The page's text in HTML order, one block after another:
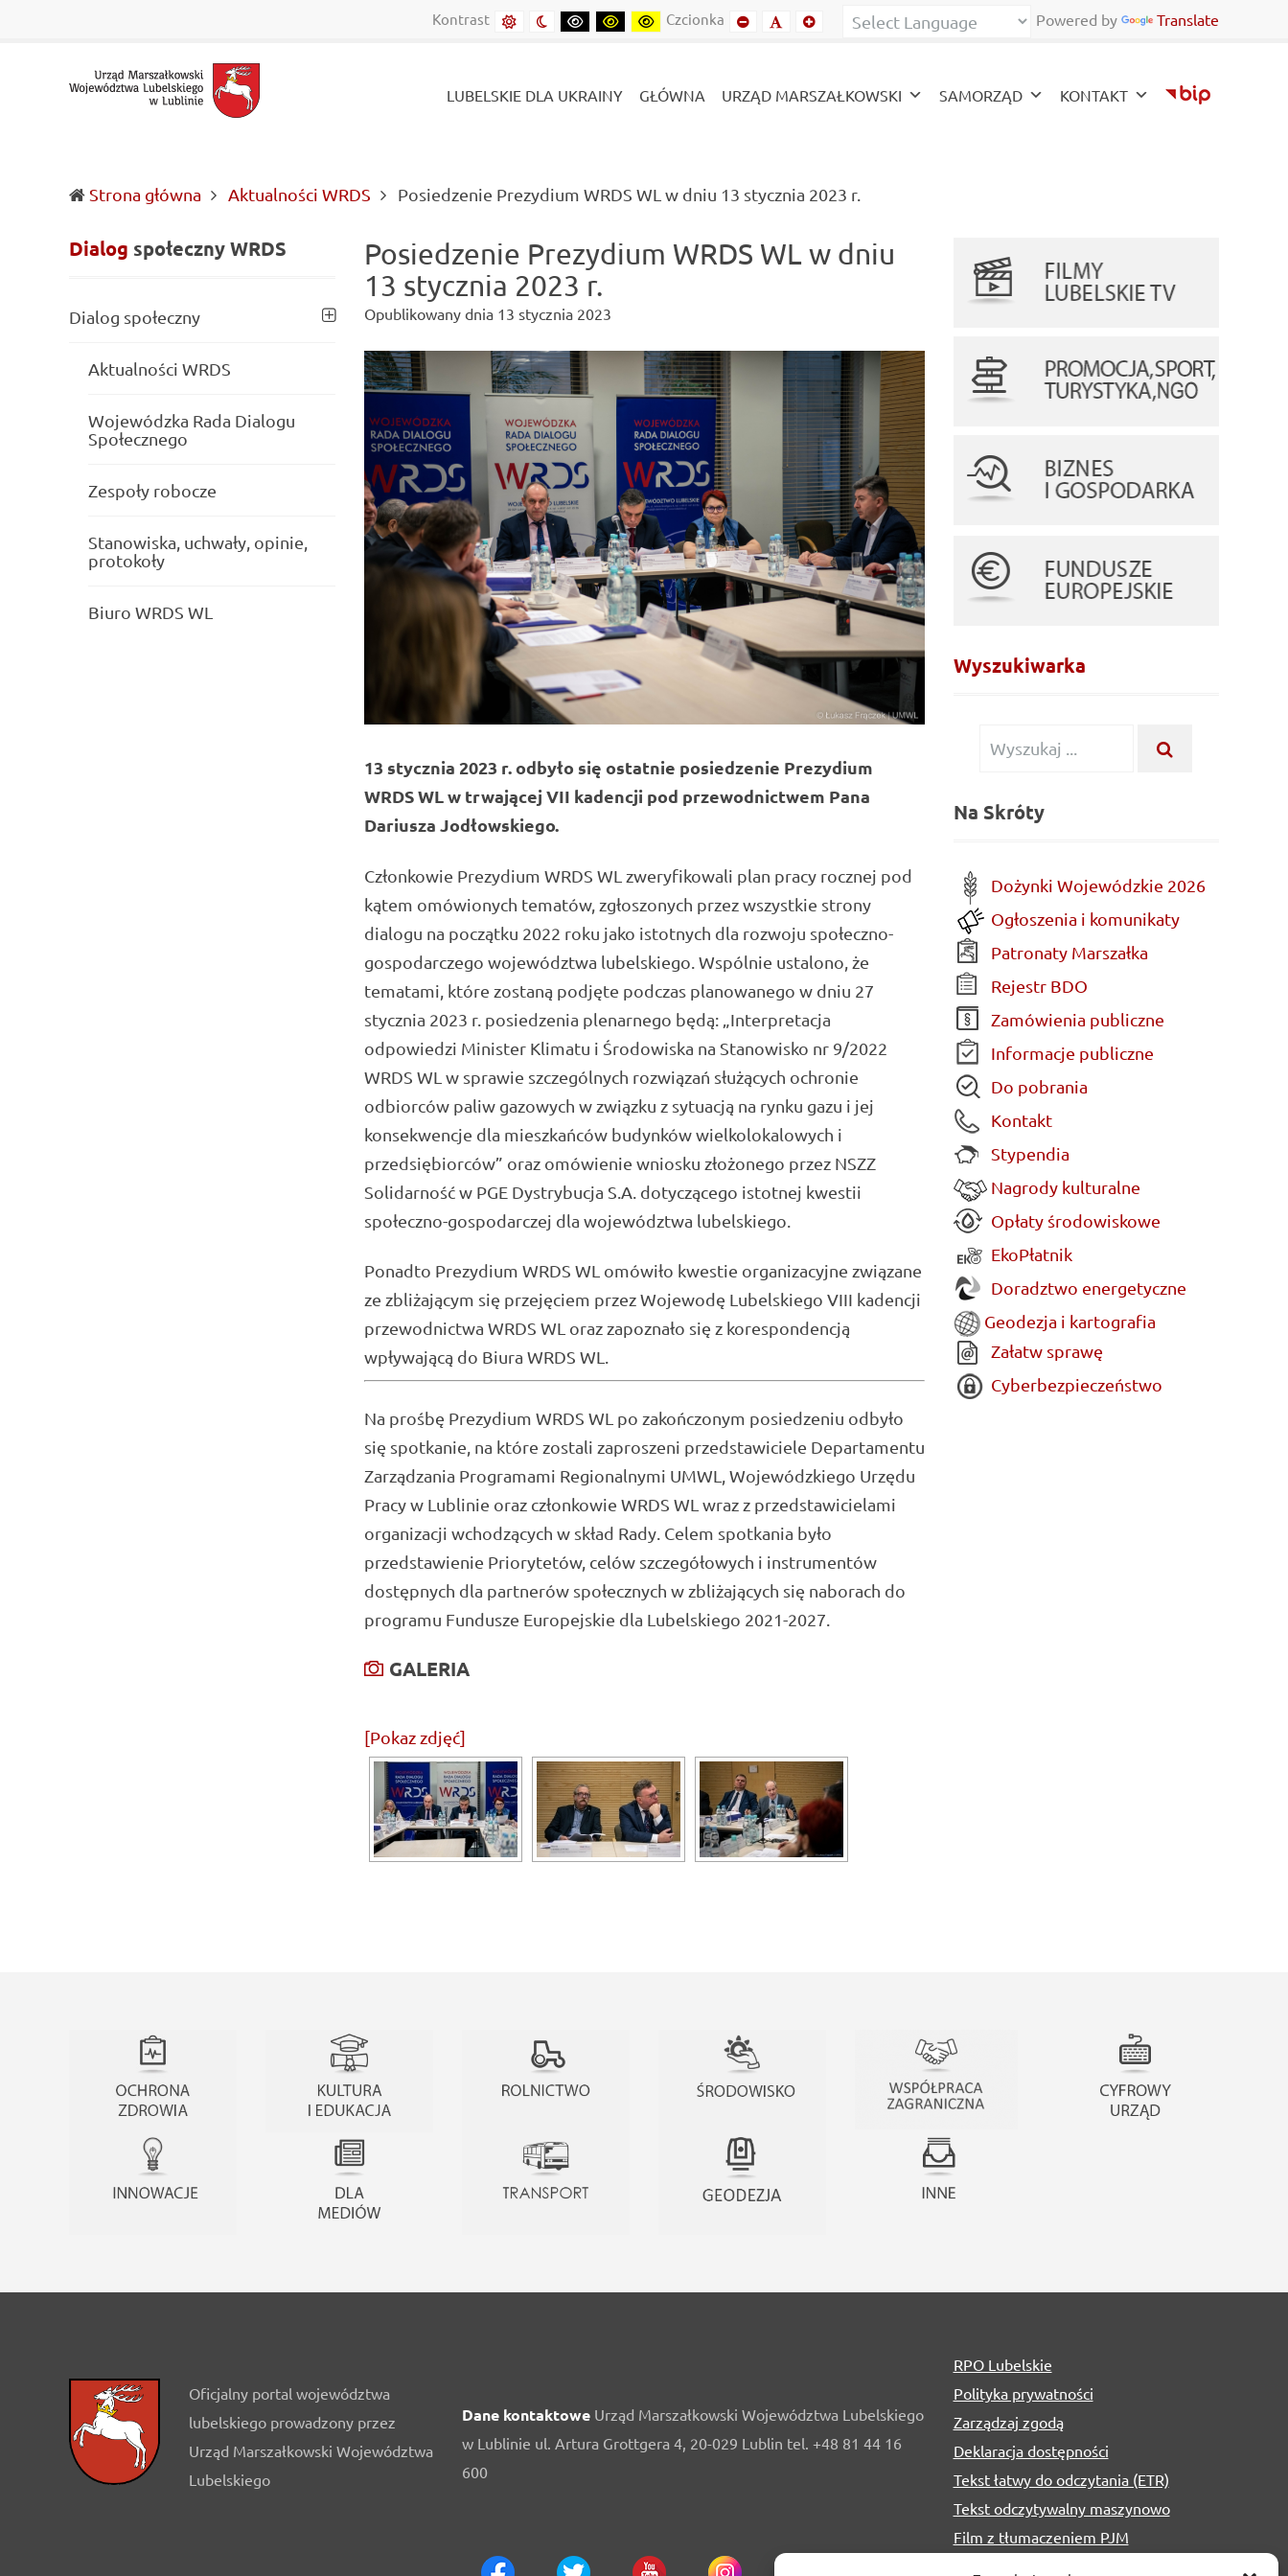
Urząd Marszałkowski Województwa Lubelskiego w Lublinie
Informacje o wojewódzkich władzach samorządowych i Lubelszczyźnie Powered by Translate
Kontrast Domyślny kontrast
Kontrast nocny
Kontrast czarny-biały
Kontrast czarny-żółty
Kontrast żółto-czarny
Czcionka Mniejszy fontDomyślny font
Mniejszy font
LUBELSKIE DLA UKRAINY GŁÓWNA URZĄD MARSZAŁKOWSKI SAMORZĄD KONTAKT
Strona główna Aktualności WRDS Posiedzenie Prezydium WRDS WL w dniu 13 stycznia 2023 r.
Posiedzenie Prezydium WRDS WL w dniu
13 stycznia 2023 r.
Opublikowany dnia 13 stycznia 2023
13 stycznia 2023 r. odbyło się ostatnie posiedzenie Prezydium
WRDS WL w trwającej VII kadencji pod przewodnictwem Pana
Dariusza Jodłowskiego.
Członkowie Prezydium WRDS WL zweryfikowali plan pracy rocznej pod
kątem omówionych tematów, zgłoszonych przez wszystkie strony
dialogu na początku 2022 roku jako istotnych dla rozwoju społeczno-
gospodarczego województwa lubelskiego. Wspólnie ustalono, że
tematami, które zostaną podjęte podczas planowanego w dniu 27
stycznia 2023 r. posiedzenia plenarnego będą: „Interpretacja
odpowiedzi Minister Klimatu i Środowiska na Stanowisko nr 9/2022
WRDS WL w sprawie szczególnych rozwiązań służących ochronie
odbiorców paliw gazowych w związku z sytuacją na rynku gazu i jej
konsekwencje dla mieszkańców budynków wielkolokalowych i
przedsiębiorców” oraz omówienie wniosku złożonego przez NSZZ
Solidarność w PGE Dystrybucja S.A. dotyczącego istotnej kwestii
społeczno-gospodarczej dla województwa lubelskiego.
Ponadto Prezydium WRDS WL omówiło kwestie organizacyjne związane
ze zbliżającym się przejęciem przez Wojewodę Lubelskiego VIII kadencji
przewodnictwa WRDS WL oraz zapoznało się z korespondencją
wpływającą do Biura WRDS WL.
Na prośbę Prezydium WRDS WL po zakończonym posiedzeniu odbyło
się spotkanie, na które zostali zaproszeni przedstawiciele Departamentu
Zarządzania Programami Regionalnymi UMWL, Wojewódzkiego Urzędu
Pracy w Lublinie oraz członkowie WRDS WL wraz z przedstawicielami
organizacji wchodzących w skład Rady. Celem spotkania było
przedstawienie Priorytetów, celów szczegółowych i instrumentów
dostępnych dla partnerów społecznych w zbliżających się naborach do
programu Fundusze Europejskie dla Lubelskiego 2021-2027.
GALERIA
[Pokaz zdjęć]
Dialog społecznyWRDS
Dialog społeczny
Aktualności WRDS
Wojewódzka Rada Dialogu
Społecznego
Zespoły robocze
Stanowiska, uchwały, opinie,
protokoły
Biuro WRDS WL
Wyszukiwarka
Wyszukiwanie dla:
Na Skróty
Dożynki Wojewódzkie 2026
Ogłoszenia i komunikaty
Patronaty Marszałka
Rejestr BDO
Zamówienia publiczne
Informacje publiczne
Do pobrania
Kontakt
Stypendia
Nagrody kulturalne
Opłaty środowiskowe
EkoPłatnik
Doradztwo energetyczne
Geodezja i kartografia
Załatw sprawę
Cyberbezpieczeństwo
Oficjalny portal województwa
lubelskiego prowadzony przez
Urząd Marszałkowski Województwa
Lubelskiego
Dane kontaktowe Urząd Marszałkowski Województwa Lubelskiego
w Lublinie ul. Artura Grottgera 4, 20-029 Lublin tel. +48 81 44 16
600
RPO Lubelskie
Polityka prywatności
Zarządzaj zgodą
Deklaracja dostępności
Tekst łatwy do odczytania (ETR)
Tekst odczytywalny maszynowo
Film z tłumaczeniem PJM